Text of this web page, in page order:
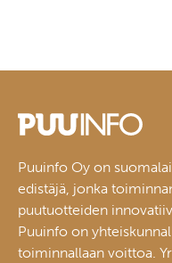
Puuinfo Oy on
edistäjä, jonka
puutuotteiden
Puuinfo on
toiminnallaan voittoa.